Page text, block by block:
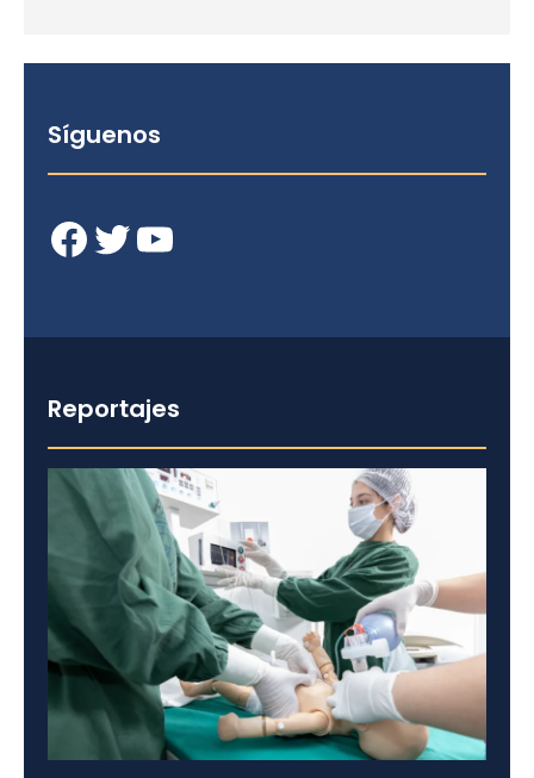
Síguenos
Facebook Twitter YouTube
Reportajes